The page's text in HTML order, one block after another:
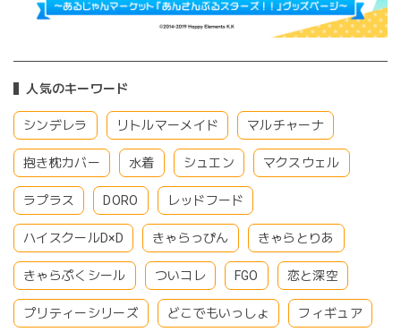
人気のキーワード
シンデレラ リトルマーメイド マルチャーナ
抱き枕カバー 水着 シュエン マクスウェル
ラプラス DORO レッドフード
ハイスクールD×D きゃらっぴん きゃらとりあ
きゃらぷくシール ついコレ FGO 恋と深空
プリティーシリーズ どこでもいっしょ フィギュア